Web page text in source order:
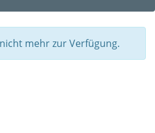
mehr zur Verfügung.